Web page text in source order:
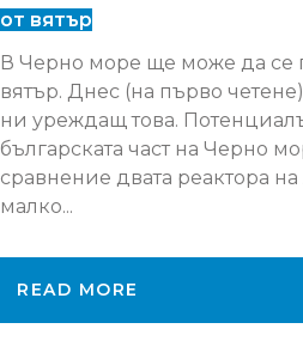
от вятър
В Черно море ще може да се
вятър. Днес (на първо
ни уреждащ това.
българската част на Черно
сравнение двата реактора
малко...
READ MORE